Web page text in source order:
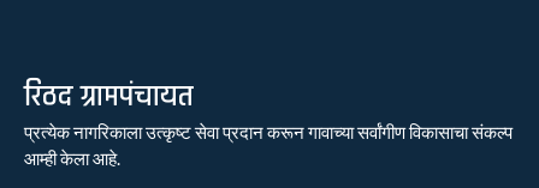
रिठद ग्रामपंचायत
प्रत्येक नागरिकाला उत्कृष्ट सेवा प्रदान करून गावाच्या सर्वांगीण विकासाचा संकल्प
आम्ही केला आहे.